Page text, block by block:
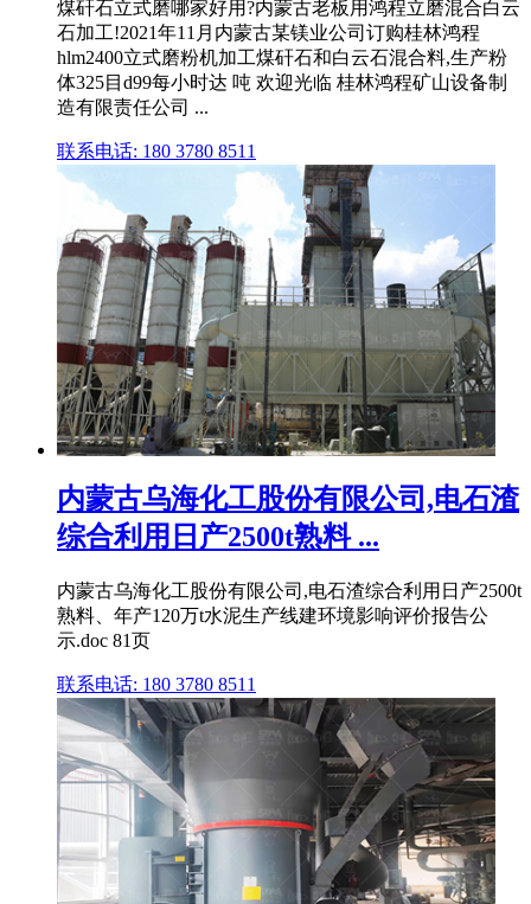
煤矸石立式磨哪家好用?内蒙古老板用鸿程立磨混合白云
石加工!2021年11月内蒙古某镁业公司订购桂林鸿程
hlm2400立式磨粉机加工煤矸石和白云石混合料,生产粉
体325目d99每小时达 吨 欢迎光临 桂林鸿程矿山设备制
造有限责任公司 ...
联系电话: 180 3780 8511
内蒙古乌海化工股份有限公司,电石渣
综合利用日产2500t熟料 ...
内蒙古乌海化工股份有限公司,电石渣综合利用日产2500t
熟料、年产120万t水泥生产线建环境影响评价报告公
示.doc 81页
联系电话: 180 3780 8511